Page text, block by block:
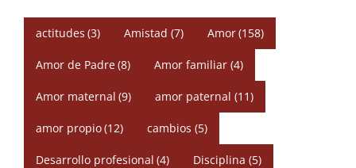
actitudes (3) Amistad (7) Amor(158)
Amor de Padre(8) Amor familiar (4)
Amor maternal (9) amor paternal (11)
amor propio(12) cambios (5)
Desarrollo profesional (4) Disciplina (5)